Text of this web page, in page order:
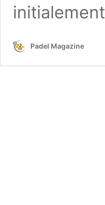
Padel Magazine